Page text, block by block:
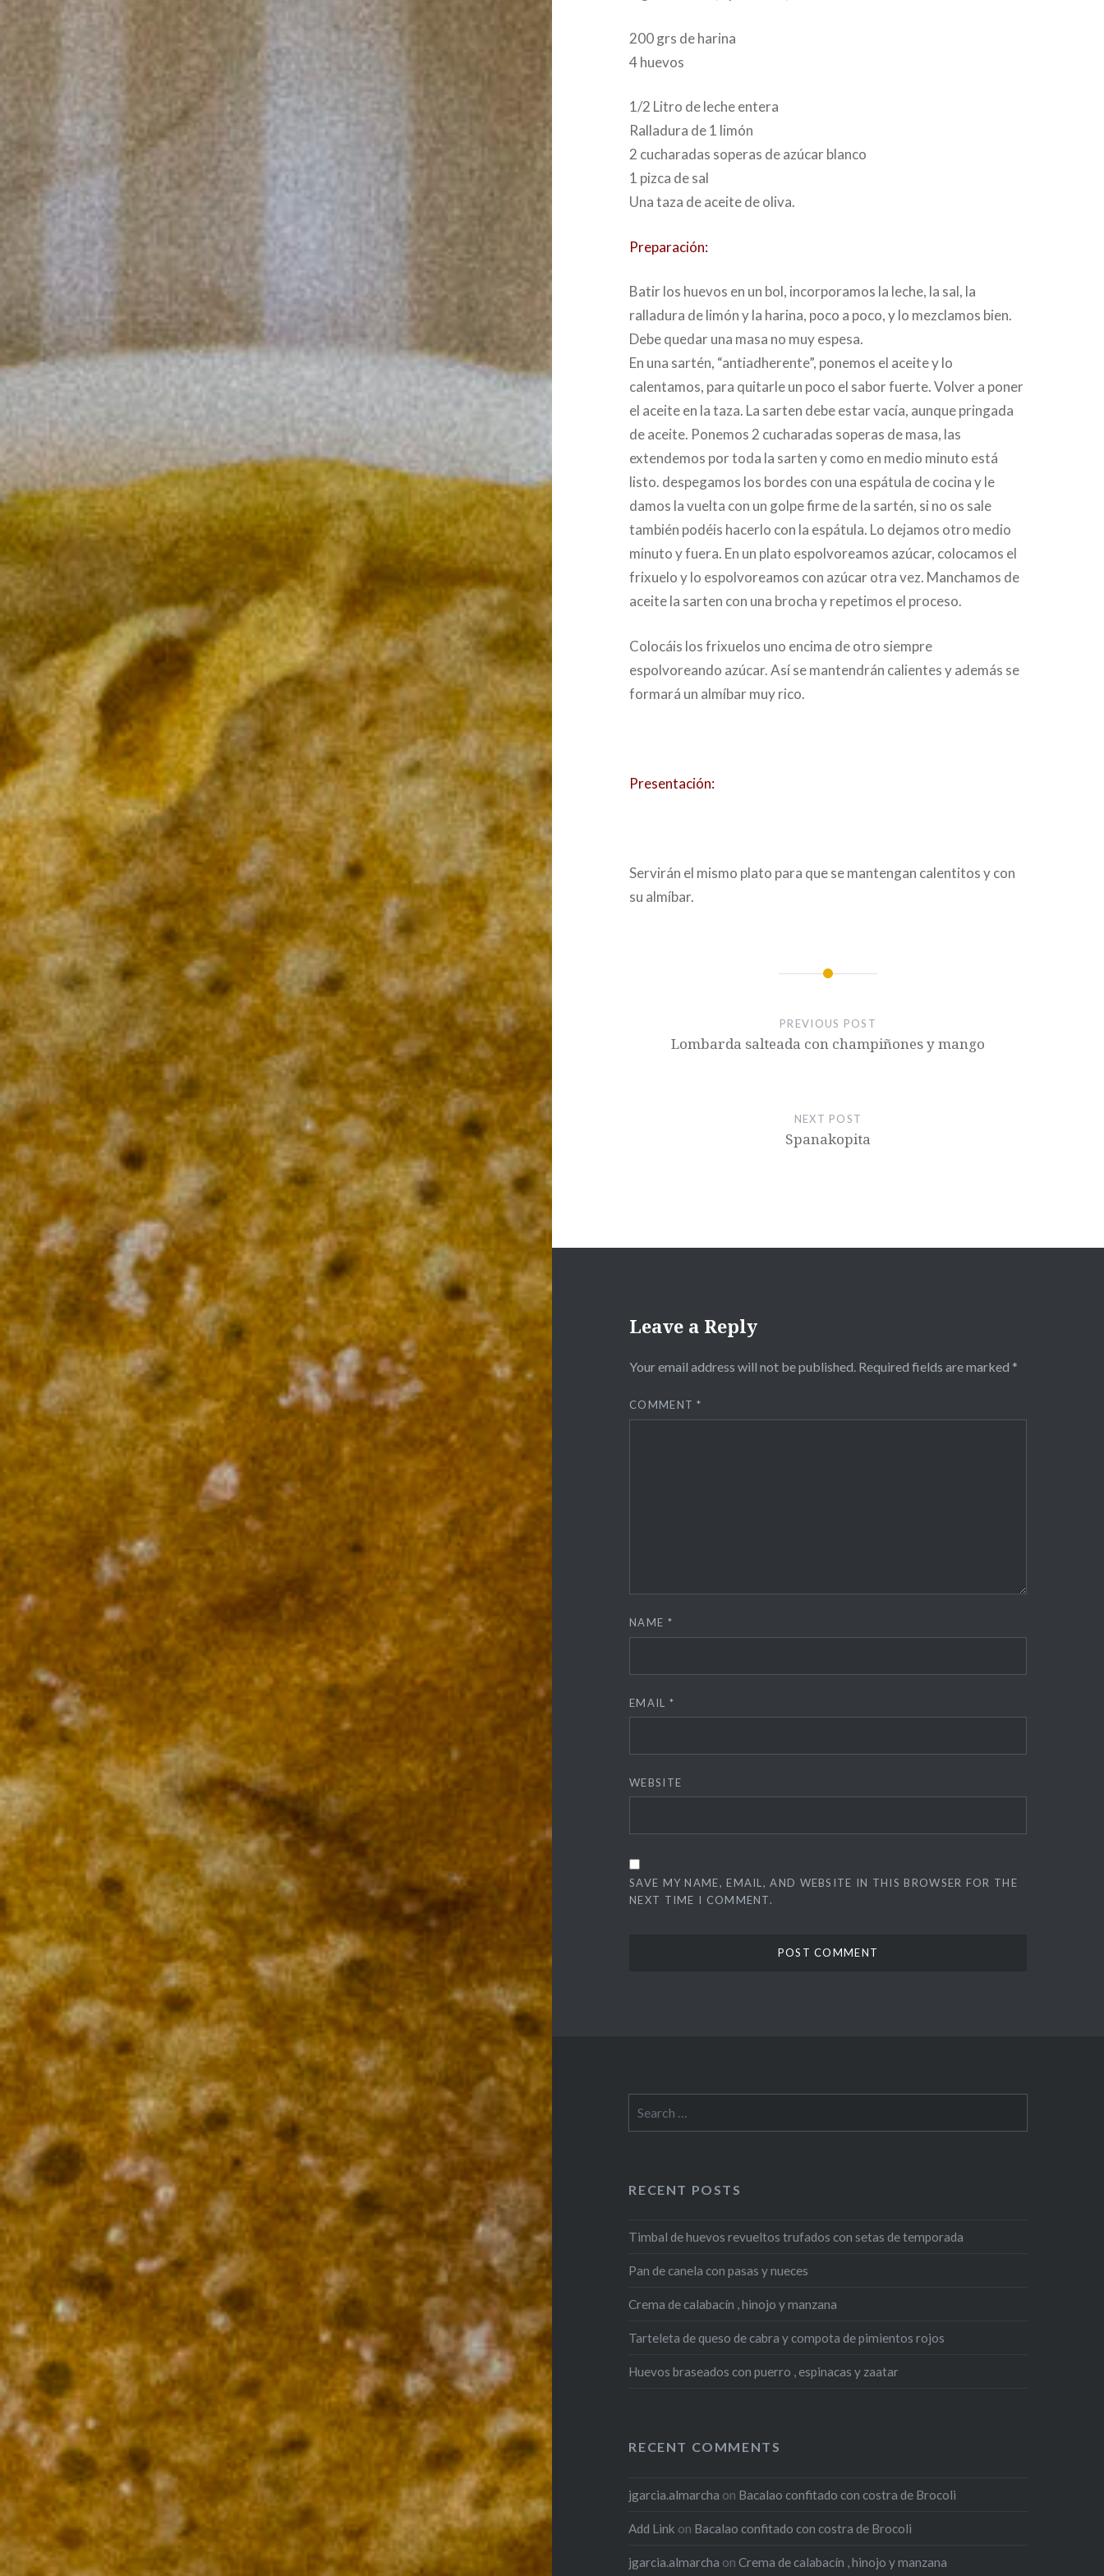
200 grs de harina
4 huevos
1/2 Litro de leche entera
Ralladura de 1 limón
2 cucharadas soperas de azúcar blanco
1 pizca de sal
Una taza de aceite de oliva.
Preparación:
Batir los huevos en un bol, incorporamos la leche, la sal, la
ralladura de limón y la harina, poco a poco, y lo mezclamos bien.
Debe quedar una masa no muy espesa.
En una sartén, “antiadherente”, ponemos el aceite y lo
calentamos, para quitarle un poco el sabor fuerte. Volver a poner
el aceite en la taza. La sarten debe estar vacía, aunque pringada
de aceite. Ponemos 2 cucharadas soperas de masa, las
extendemos por toda la sarten y como en medio minuto está
listo. despegamos los bordes con una espátula de cocina y le
damos la vuelta con un golpe firme de la sartén, si no os sale
también podéis hacerlo con la espátula. Lo dejamos otro medio
minuto y fuera. En un plato espolvoreamos azúcar, colocamos el
frixuelo y lo espolvoreamos con azúcar otra vez. Manchamos de
aceite la sarten con una brocha y repetimos el proceso.
Colocáis los frixuelos uno encima de otro siempre
espolvoreando azúcar. Así se mantendrán calientes y además se
formará un almíbar muy rico.
Presentación:
Servirán el mismo plato para que se mantengan calentitos y con
su almíbar.
Post
navigation
PREVIOUS POST
Lombarda salteada con champiñones y mango
NEXT POST
Spanakopita
Leave a Reply
Your email address will not be published. Required fields are marked *
COMMENT*
NAME *
EMAIL *
WEBSITE
SAVE MY NAME, EMAIL, AND WEBSITE IN THIS BROWSER FOR THE
NEXT TIME I COMMENT.
for:
RECENT POSTS
Timbal de huevos revueltos trufados con setas de temporada
Pan de canela con pasas y nueces
Crema de calabacín , hinojo y manzana
Tarteleta de queso de cabra y compota de pimientos rojos
Huevos braseados con puerro , espinacas y zaatar
RECENT COMMENTS
jgarcia.almarcha on Bacalao confitado con costra de Brocoli
Add Link on Bacalao confitado con costra de Brocoli
jgarcia.almarcha onCrema de calabacín , hinojo y manzana